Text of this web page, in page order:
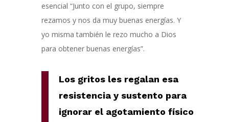
esencial “Junto con el grupo, siempre
rezamos y nos da muy buenas energías. Y
yo misma también le rezo mucho a Dios
para obtener buenas energías”.
Los gritos les regalan esa
resistencia y sustento para
ignorar el agotamiento físico